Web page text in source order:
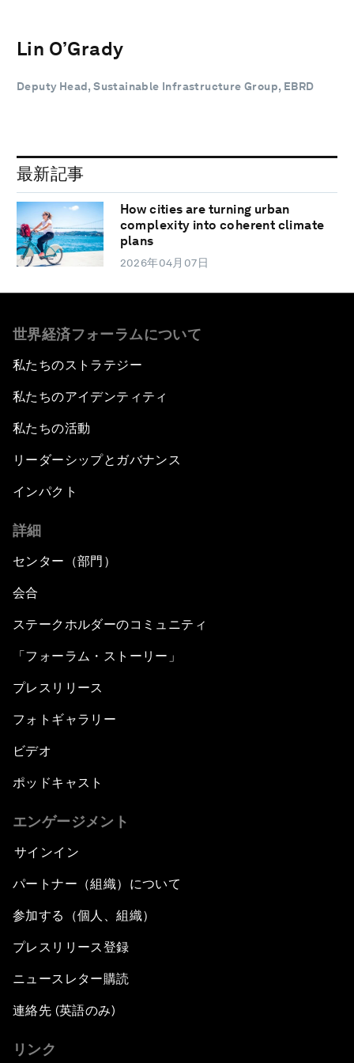
Lin O’Grady
Deputy Head, Sustainable Infrastructure Group, EBRD
最新記事
How cities are turning urban
complexity into coherent climate
plans
2026年04月07日
世界経済フォーラムについて
私たちのストラテジー
私たちのアイデンティティ
私たちの活動
リーダーシップとガバナンス
インパクト
詳細
センター（部門）
会合
ステークホルダーのコミュニティ
「フォーラム・ストーリー」
プレスリリース
フォトギャラリー
ビデオ
ポッドキャスト
エンゲージメント
サインイン
パートナー（組織）について
参加する（個人、組織）
プレスリリース登録
ニュースレター購読
連絡先 (英語のみ)
リンク